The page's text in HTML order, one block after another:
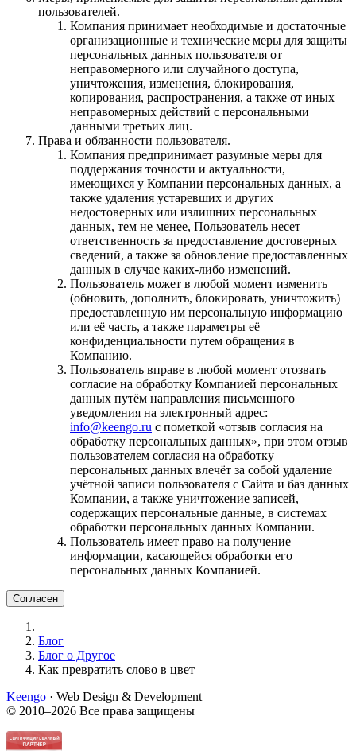
пользователей.
Компания принимает необходимые и достаточные
организационные и технические меры для защиты
персональных данных пользователя от
неправомерного или случайного доступа,
уничтожения, изменения, блокирования,
копирования, распространения, а также от иных
неправомерных действий с персональными
данными третьих лиц.
Права и обязанности пользователя.
Компания предпринимает разумные меры для
поддержания точности и актуальности,
имеющихся у Компании персональных данных, а
также удаления устаревших и других
недостоверных или излишних персональных
данных, тем не менее, Пользователь несет
ответственность за предоставление достоверных
сведений, а также за обновление предоставленных
данных в случае каких-либо изменений.
Пользователь может в любой момент изменить
(обновить, дополнить, блокировать, уничтожить)
предоставленную им персональную информацию
или её часть, а также параметры её
конфиденциальности путем обращения в
Компанию.
Пользователь вправе в любой момент отозвать
согласие на обработку Компанией персональных
данных путём направления письменного
уведомления на электронный адрес:
info@keengo.ru с пометкой «отзыв согласия на
обработку персональных данных», при этом отзыв
пользователем согласия на обработку
персональных данных влечёт за собой удаление
учётной записи пользователя с Сайта и баз данных
Компании, а также уничтожение записей,
содержащих персональные данные, в системах
обработки персональных данных Компании.
Пользователь имеет право на получение
информации, касающейся обработки его
персональных данных Компанией.
Согласен
Блог
Блог о Другое
Как превратить слово в цвет
Keengo · Web Design & Development
© 2010–2026 Все права защищены